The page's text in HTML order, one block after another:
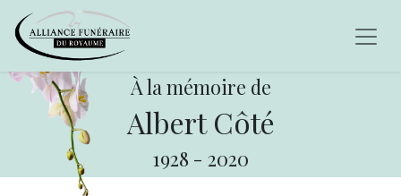
À la mémoire de
Albert Côté
1928 - 2020